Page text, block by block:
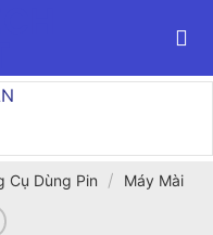
Cụ Dùng Pin / Máy Mài